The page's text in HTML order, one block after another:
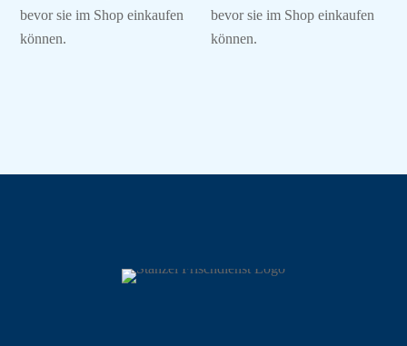
bevor sie im Shop einkaufen
können.
bevor sie im Shop einkaufen
können.